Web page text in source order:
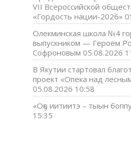
VII Всероссийской
«Гордость нации-2026»
Олекминская школа №4
выпускником — Героем
Софроновым 05.08.2026
В Якутии стартовал
проект «Опека над
05.08.2026 10:58
«Оҕо иитиитэ – тыын
15:35